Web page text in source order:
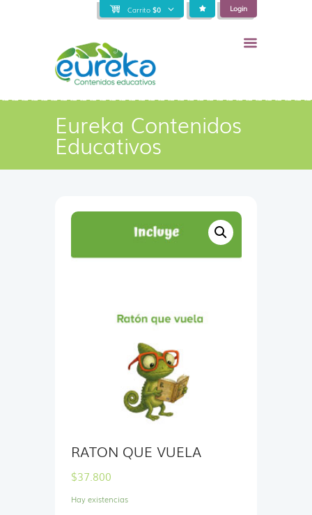
Carrito $0 Login
Eureka Contenidos
Educativos
RATON QUE VUELA
$37.800
Hay existencias